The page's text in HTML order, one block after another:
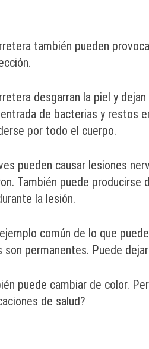
también pueden
desgarran la piel y
de bacterias y restos
por todo el cuerpo.
pueden causar lesiones
También puede
la lesión.
común de lo que
permanentes. Puede
puede cambiar de color.
de salud?